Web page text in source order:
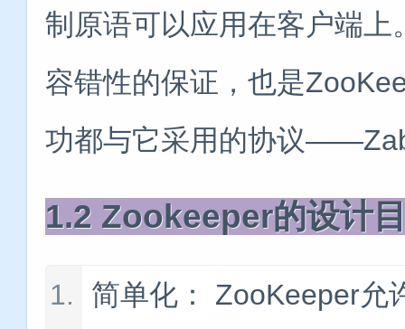
制原语可以应用在客户端
容错性的保证，也是
功都与它采用的协议
1.2 Zookeeper的设计
简单化： ZooKeeper允